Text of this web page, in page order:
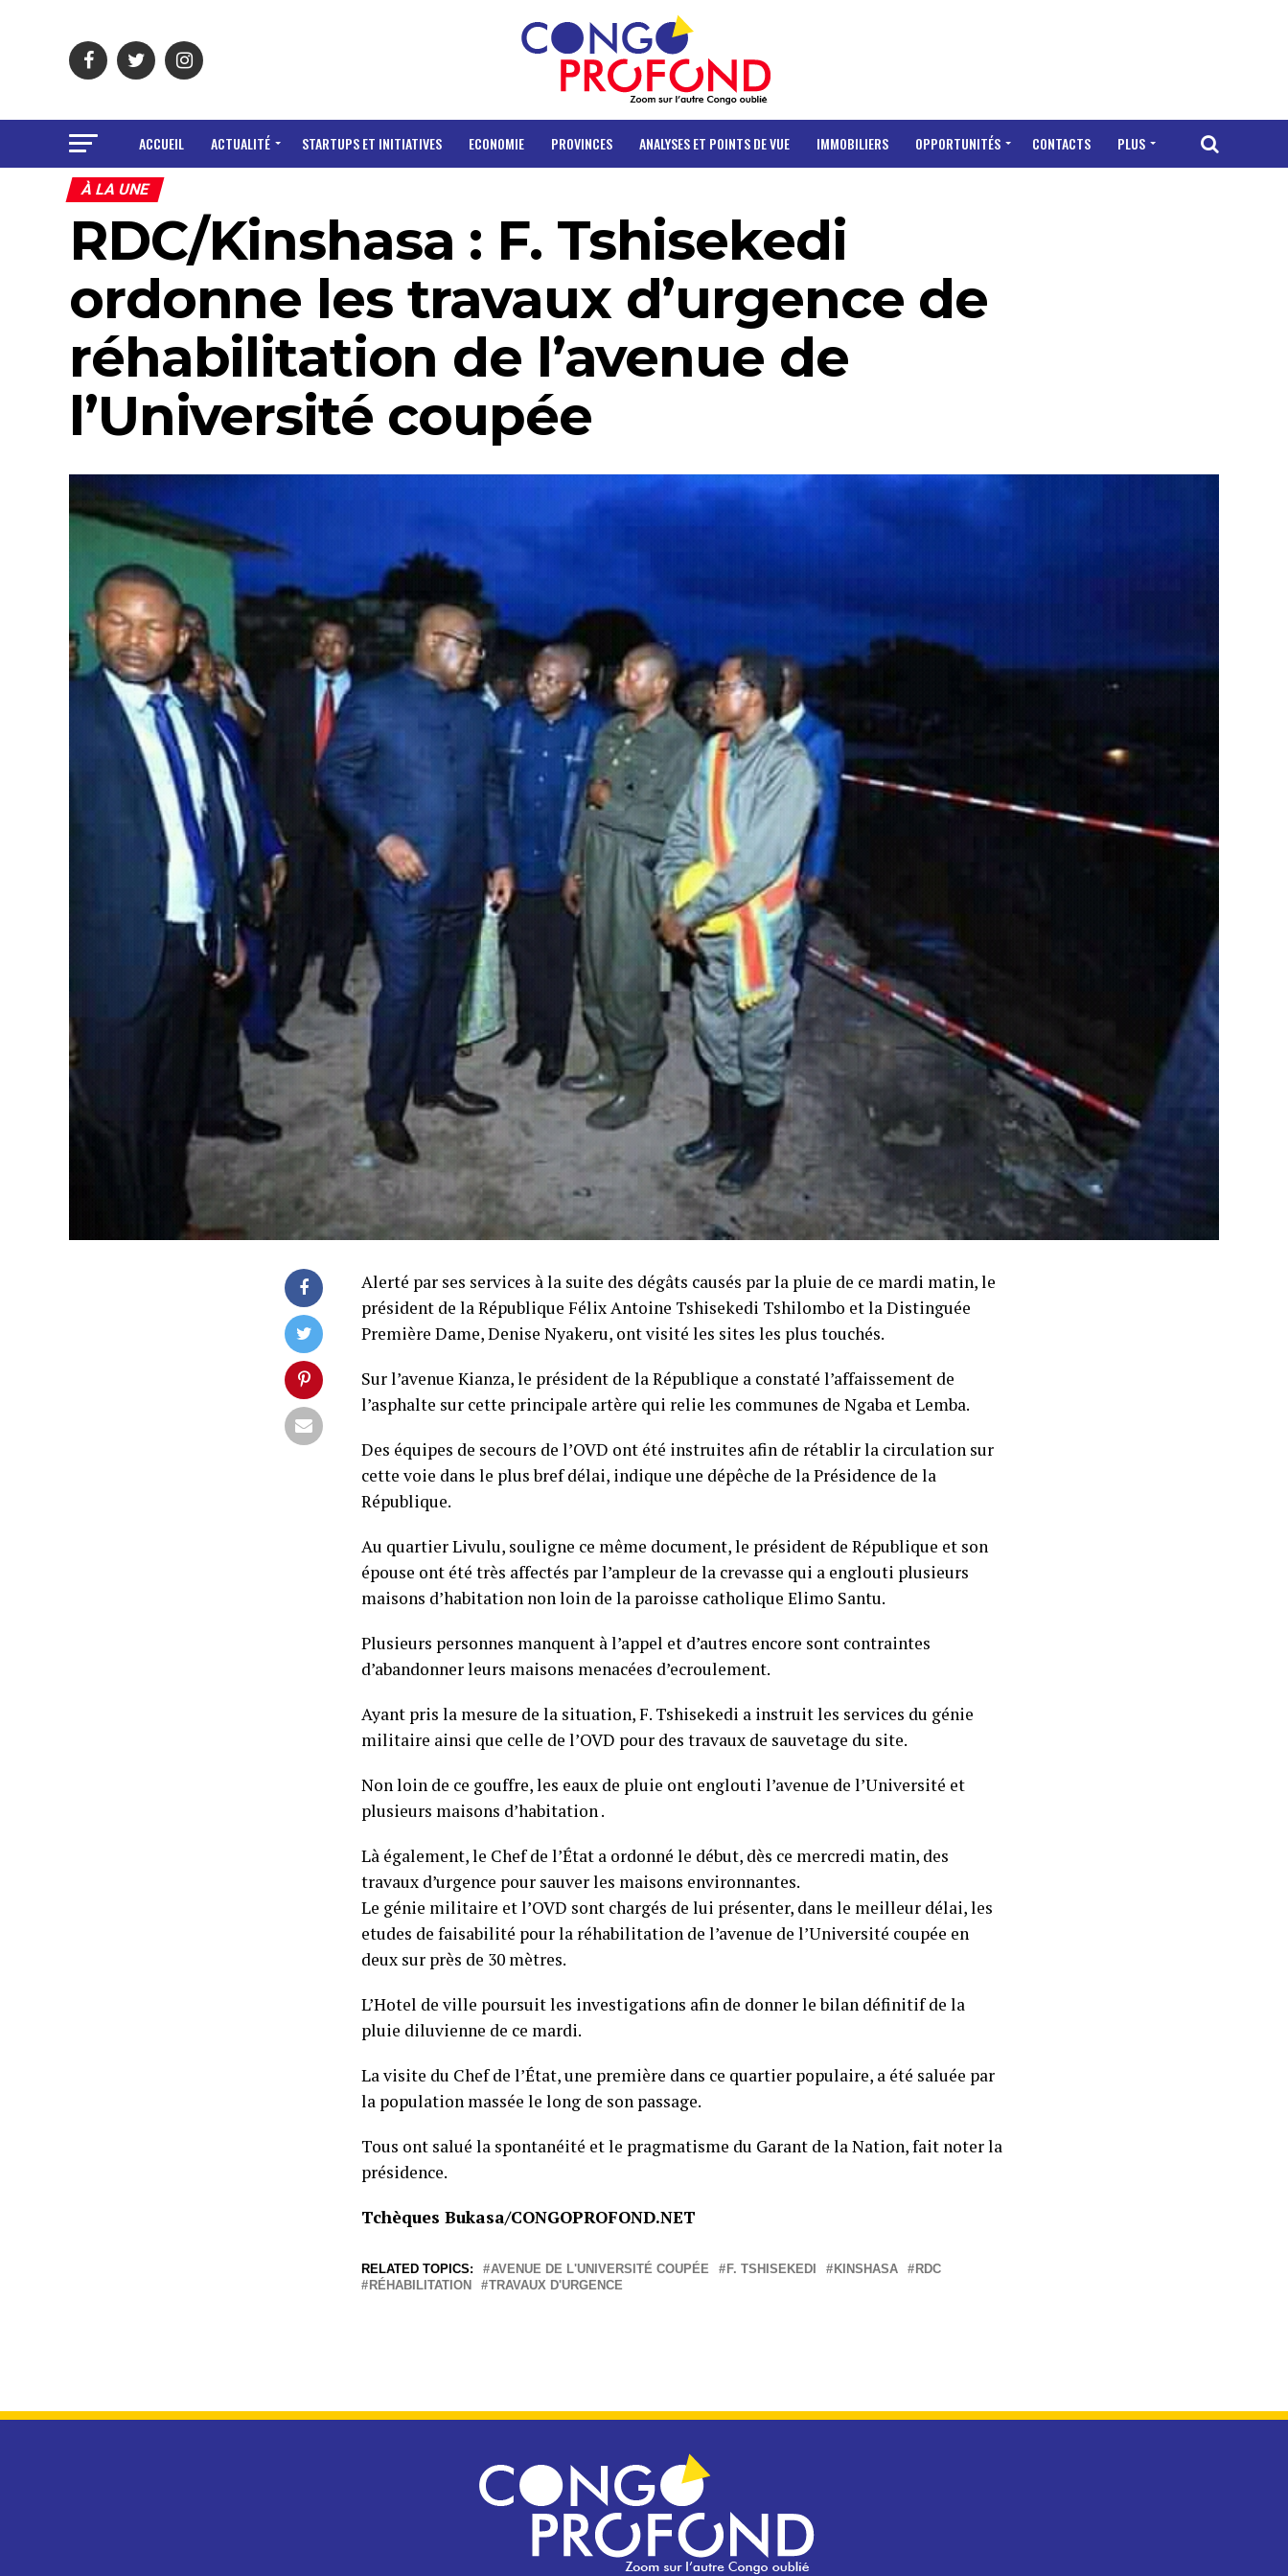
ACCUEIL ACTUALITÉ STARTUPS ET INITIATIVES ECONOMIE PROVINCES ANALYSES ET POINTS DE VUE IMMOBILIERS OPPORTUNITÉS CONTACTS PLUS
À LA UNE
RDC/Kinshasa : F. Tshisekedi
ordonne les travaux d’urgence de
réhabilitation de l’avenue de
l’Université coupée
Alerté par ses services à la suite des dégâts causés par la pluie de ce mardi matin, le
président de la République Félix Antoine Tshisekedi Tshilombo et la Distinguée
Première Dame, Denise Nyakeru, ont visité les sites les plus touchés.
Sur l’avenue Kianza, le président de la République a constaté l’affaissement de
l’asphalte sur cette principale artère qui relie les communes de Ngaba et Lemba.
Des équipes de secours de l’OVD ont été instruites afin de rétablir la circulation sur
cette voie dans le plus bref délai, indique une dépêche de la Présidence de la
République.
Au quartier Livulu, souligne ce même document, le président de République et son
épouse ont été très affectés par l’ampleur de la crevasse qui a englouti plusieurs
maisons d’habitation non loin de la paroisse catholique Elimo Santu.
Plusieurs personnes manquent à l’appel et d’autres encore sont contraintes
d’abandonner leurs maisons menacées d’ecroulement.
Ayant pris la mesure de la situation, F. Tshisekedi a instruit les services du génie
militaire ainsi que celle de l’OVD pour des travaux de sauvetage du site.
Non loin de ce gouffre, les eaux de pluie ont englouti l’avenue de l’Université et
plusieurs maisons d’habitation .
Là également, le Chef de l’État a ordonné le début, dès ce mercredi matin, des
travaux d’urgence pour sauver les maisons environnantes.
Le génie militaire et l’OVD sont chargés de lui présenter, dans le meilleur délai, les
etudes de faisabilité pour la réhabilitation de l’avenue de l’Université coupée en
deux sur près de 30 mètres.
L’Hotel de ville poursuit les investigations afin de donner le bilan définitif de la
pluie diluvienne de ce mardi.
La visite du Chef de l’État, une première dans ce quartier populaire, a été saluée par
la population massée le long de son passage.
Tous ont salué la spontanéité et le pragmatisme du Garant de la Nation, fait noter la
présidence.
Tchèques Bukasa/CONGOPROFOND.NET
RELATED TOPICS: AVENUE DE L'UNIVERSITÉ COUPÉE F. TSHISEKEDI KINSHASA
RDC
RÉHABILITATION
TRAVAUX D'URGENCE